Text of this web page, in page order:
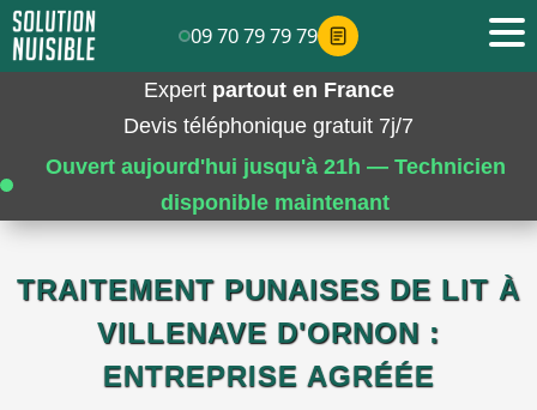
Expert partout en France
Devis téléphonique gratuit 7j/7
Ouvert aujourd'hui jusqu'à 21h — Technicien
disponible maintenant
TRAITEMENT PUNAISES DE LIT À
VILLENAVE D'ORNON :
ENTREPRISE AGRÉÉE
09 70 79 79 79